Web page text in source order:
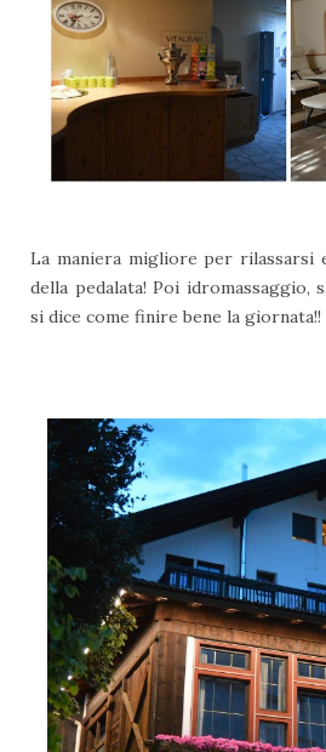
La maniera migliore per
della pedalata! Poi idromassaggio,
si dice come finire bene la giornata!!